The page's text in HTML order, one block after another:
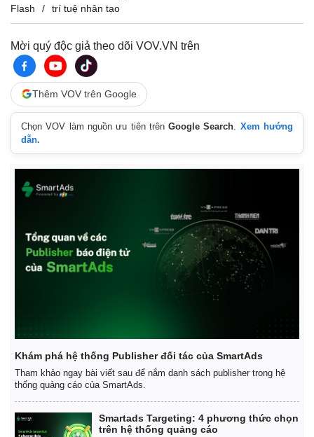
Flash
trí tuệ nhân tạo
Mời quý độc giả theo dõi VOV.VN trên
Thêm VOV trên Google
Chọn VOV làm nguồn ưu tiên trênGoogle Search
Xem hướng
dẫn.
Khám phá hệ thống Publisher đối tác của SmartAds
Tham khảo ngay bài viết sau để nắm danh sách publisher trong hệ
thống quảng cáo của SmartAds.
Smartads Targeting: 4 phương thức chọn
trên hệ thống quảng cáo